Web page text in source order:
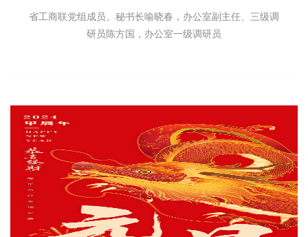
省工商联党组成员、秘书长喻晓春，办公室副主任、三级调
研员陈方国，办公室一级调研员